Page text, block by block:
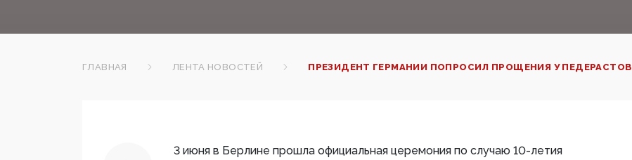
ГЛАВНАЯ ЛЕНТА НОВОСТЕЙ ПРЕЗИДЕНТ ГЕРМАНИИ ПОПРОСИЛ ПРОЩЕНИЯ У ПЕДЕРАСТОВ
3 июня в Берлине прошла официальная церемония по случаю 10-летия